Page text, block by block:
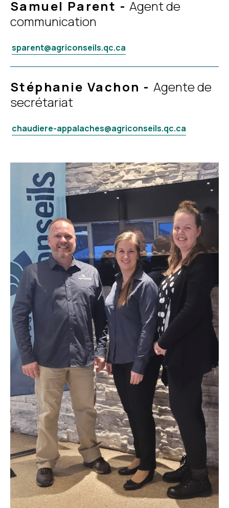
Samuel Parent - Agent de
communication
sparent@agriconseils.qc.ca
Stéphanie Vachon - Agente de
secrétariat
chaudiere-appalaches@agriconseils.qc.ca